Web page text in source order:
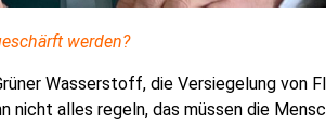
werden?
Wasserstoff, die Versiegelung von
nicht alles regeln, das müssen die